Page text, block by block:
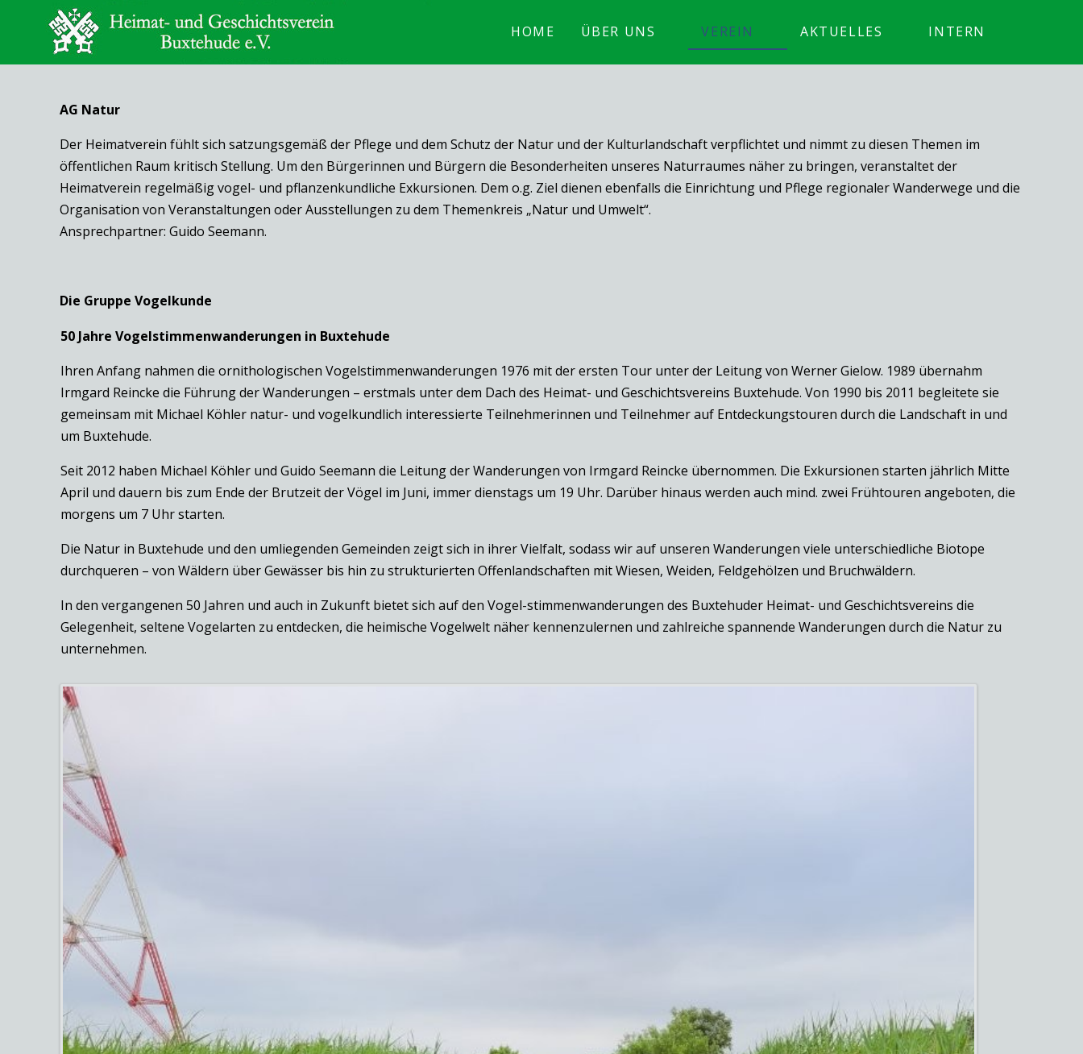
HOME ÜBER UNS VEREIN AKTUELLES INTERN
AG Natur
Der Heimatverein fühlt sich satzungsgemäß der Pflege und dem Schutz der Natur und der Kulturlandschaft verpflichtet und nimmt zu diesen Themen im
öffentlichen Raum kritisch Stellung. Um den Bürgerinnen und Bürgern die Besonderheiten unseres Naturraumes näher zu bringen, veranstaltet der
Heimatverein regelmäßig vogel- und pflanzenkundliche Exkursionen. Dem o.g. Ziel dienen ebenfalls die Einrichtung und Pflege regionaler Wanderwege und die
Organisation von Veranstaltungen oder Ausstellungen zu dem Themenkreis „Natur und Umwelt“.
Ansprechpartner: Guido Seemann.
Die Gruppe Vogelkunde
50 Jahre Vogelstimmenwanderungen in Buxtehude
Ihren Anfang nahmen die ornithologischen Vogelstimmenwanderungen 1976 mit der ersten Tour unter der Leitung von Werner Gielow. 1989 übernahm
Irmgard Reincke die Führung der Wanderungen – erstmals unter dem Dach des Heimat- und Geschichtsvereins Buxtehude. Von 1990 bis 2011 begleitete sie
gemeinsam mit Michael Köhler natur- und vogelkundlich interessierte Teilnehmerinnen und Teilnehmer auf Entdeckungstouren durch die Landschaft in und
um Buxtehude.
Seit 2012 haben Michael Köhler und Guido Seemann die Leitung der Wanderungen von Irmgard Reincke übernommen. Die Exkursionen starten jährlich Mitte
April und dauern bis zum Ende der Brutzeit der Vögel im Juni, immer dienstags um 19 Uhr. Darüber hinaus werden auch mind. zwei Frühtouren angeboten, die
morgens um 7 Uhr starten.
Die Natur in Buxtehude und den umliegenden Gemeinden zeigt sich in ihrer Vielfalt, sodass wir auf unseren Wanderungen viele unterschiedliche Biotope
durchqueren – von Wäldern über Gewässer bis hin zu strukturierten Offenlandschaften mit Wiesen, Weiden, Feldgehölzen und Bruchwäldern.
In den vergangenen 50 Jahren und auch in Zukunft bietet sich auf den Vogel-stimmenwanderungen des Buxtehuder Heimat- und Geschichtsvereins die
Gelegenheit, seltene Vogelarten zu entdecken, die heimische Vogelwelt näher kennenzulernen und zahlreiche spannende Wanderungen durch die Natur zu
unternehmen.